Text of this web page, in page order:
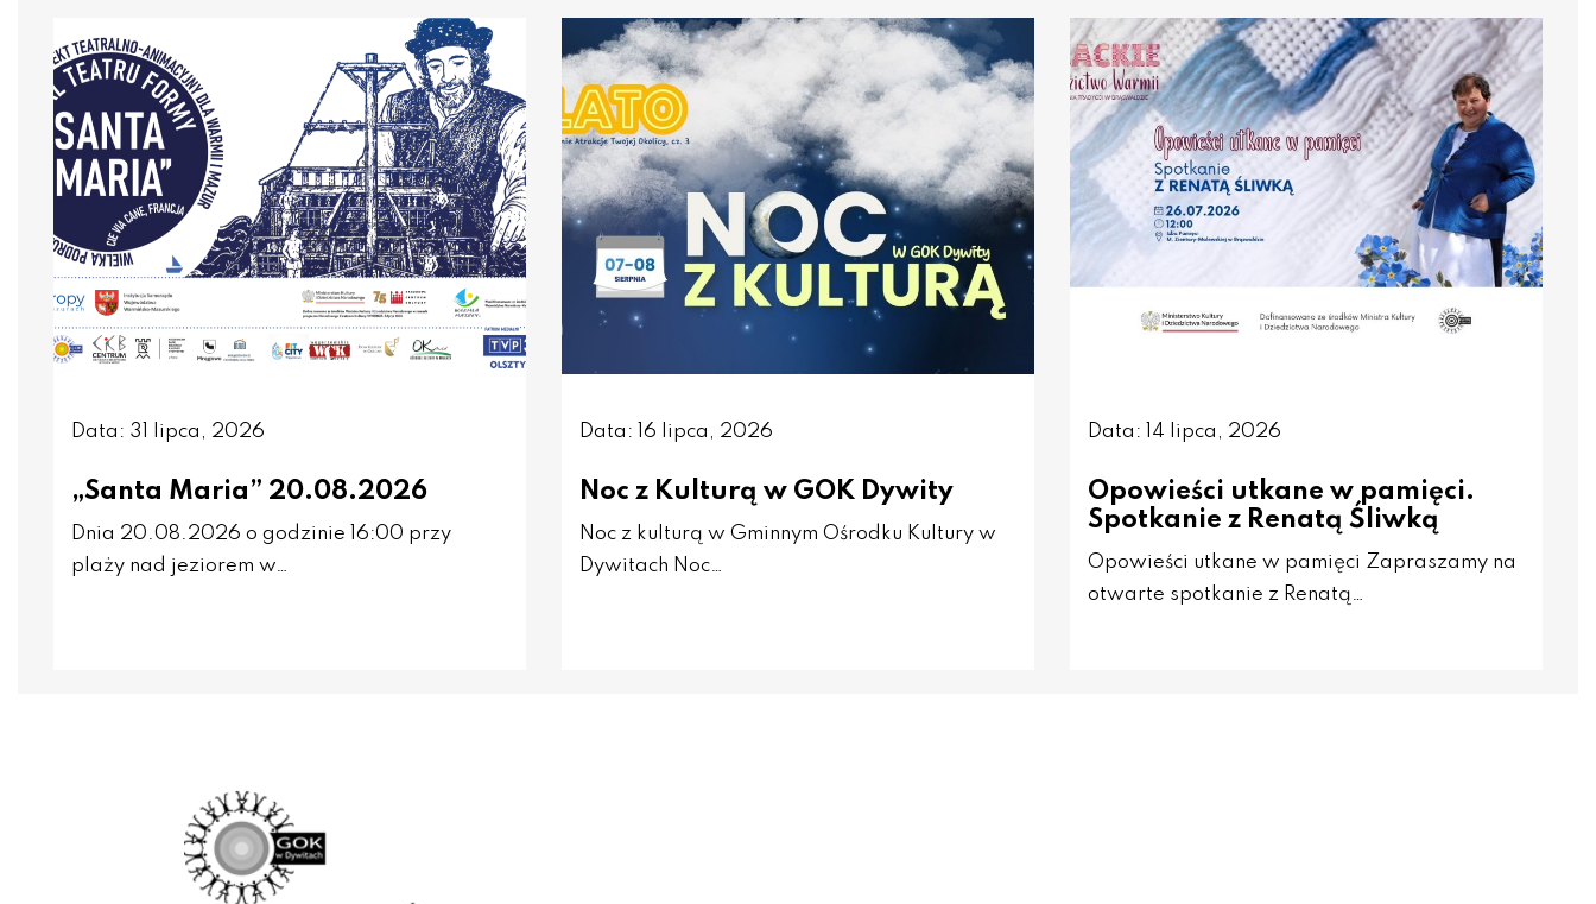
Data: 31 lipca, 2026
„Santa Maria” 20.08.2026
Dnia 20.08.2026 o godzinie 16:00 przy
plaży nad jeziorem w…
Data: 16 lipca, 2026
Noc z Kulturą w GOK Dywity
Noc z kulturą w Gminnym Ośrodku Kultury w
Dywitach Noc…
Data: 14 lipca, 2026
Opowieści utkane w pamięci.
Spotkanie z Renatą Śliwką
Opowieści utkane w pamięci Zapraszamy na
otwarte spotkanie z Renatą…